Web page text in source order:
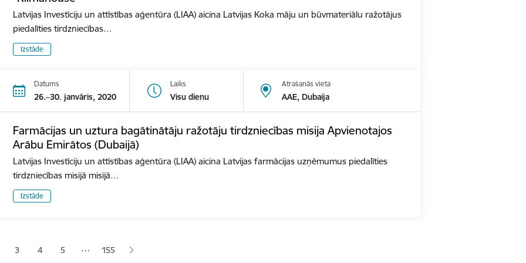
Latvijas Investīciju un attīstības aģentūra (LIAA) aicina Latvijas Koka māju un būvmateriālu ražotājus
piedalīties tirdzniecības…
Izstāde
Datums
26.–30. janvāris, 2020
Laiks
Visu dienu
Atrašanās vieta
AAE, Dubaija
Farmācijas un uztura bagātinātāju ražotāju tirdzniecības misija Apvienotajos
Arābu Emirātos (Dubaijā)
Latvijas Investīciju un attīstības aģentūra (LIAA) aicina Latvijas farmācijas uzņēmumus piedalīties
tirdzniecības misijā misijā…
Izstāde
lapaLapa
3 Lapa
4 Lapa
5 … 155